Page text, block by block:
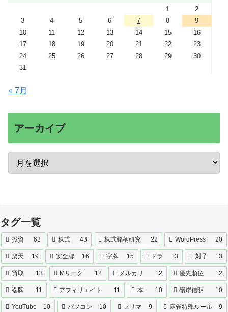
1
2
3
4 5 6 7 8
9
10
11 12 13 14 15
16
17
18 19 20 21 22
23
24
25 26 27 28 29
30
31
« 7月
アーカイブ
タグ一覧
投資 63 株式 43 株式銘柄研究 22 WordPress 20
楽天 19 安全牌 16 字牌 15 ドラ 13 対子 13
買取 13 Mリーグ 12 メルカリ 12 優先順位 12
端牌 11 アフィリエイト 11 本 10 嶺岸信明 10
YouTube 10 パソコン 10 フリマ 9 麻雀特殊ルール 9